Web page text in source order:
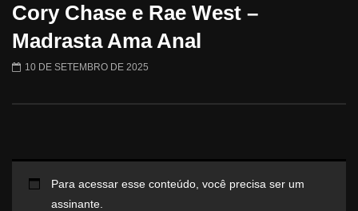
Cory Chase e Rae West –
Madrasta Ama Anal
10 DE SETEMBRO DE 2025
Para acessar esse conteúdo, você precisa ser um
assinante.